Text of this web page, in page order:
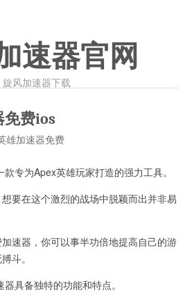
速器官网
旋风加速器下载
免费ios
雄加速器免费
为Apex英雄玩家打造的强力工具。
在这个激烈的战场中脱颖而出并非易
器，你可以事半功倍地提高自己的游
斗。
具备独特的功能和特点。